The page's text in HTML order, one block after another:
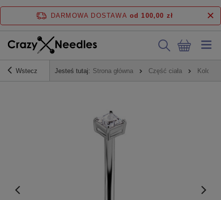
DARMOWA DOSTAWA od 100,00 zł
Wstecz Jesteś tutaj: Strona główna Część ciała